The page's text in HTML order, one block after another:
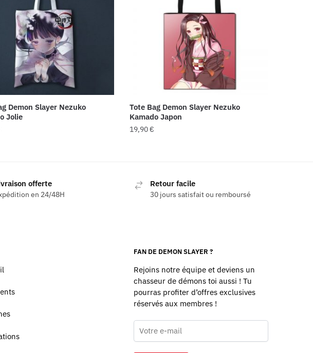
Demon Slayer Nezuko
Jolie
Tote Bag Demon Slayer Nezuko
Kamado Japon
19,90€
offerte
en 24/48H
Retour facile
30 jours satisfait ou remboursé
FAN DE DEMON SLAYER ?
Rejoins notre équipe et deviens un
chasseur de démons toi aussi ! Tu
pourras profiter d’offres exclusives
réservés aux membres !